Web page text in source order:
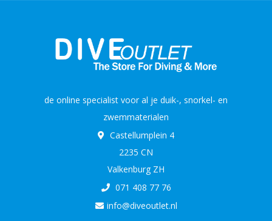
de online specialist voor al je duik-, snorkel- en
zwemmaterialen
Castellumplein 4
2235 CN
Valkenburg ZH
071 408 77 76
info@diveoutlet.nl